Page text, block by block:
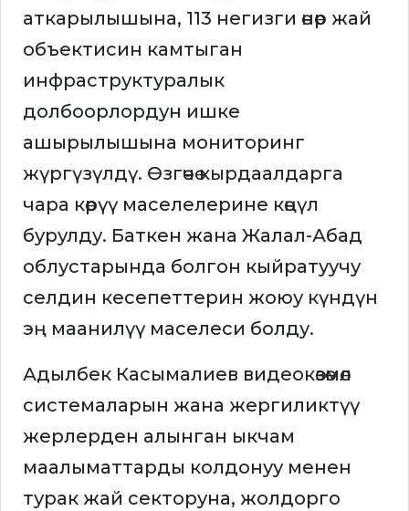
аткарылышына, 113 негизги өнөр жай
объектисин камтыган
инфраструктуралык
долбоорлордун ишке
ашырылышына мониторинг
жүргүзүлдү. Өзгөчө кырдаалдарга
чара көрүү маселелерине көңүл
бурулду. Баткен жана Жалал-Абад
облустарында болгон кыйратуучу
селдин кесепеттерин жоюу күндүн
эң маанилүү маселеси болду.
Адылбек Касымалиев видеокөзөмөл
системаларын жана жергиликтүү
жерлерден алынган ыкчам
маалыматтарды колдонуу менен
турак жай секторуна, жолдорго